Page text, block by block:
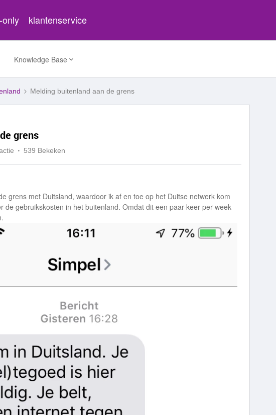
klantenservice
Knowledge Base
Melding buitenland aan de grens
grens
539 Bekeken
grens met Duitsland, waardoor ik af en toe op het Duitse netwerk kom
de gebruikskosten in het buitenland. Omdat dit een paar keer per week